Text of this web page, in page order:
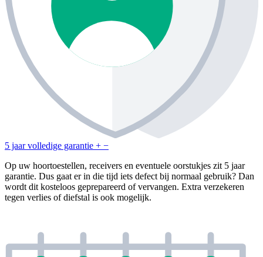
5 jaar volledige garantie + −
Op uw hoortoestellen, receivers en eventuele oorstukjes zit 5 jaar
garantie. Dus gaat er in die tijd iets defect bij normaal gebruik? Dan
wordt dit kosteloos geprepareerd of vervangen. Extra verzekeren
tegen verlies of diefstal is ook mogelijk.